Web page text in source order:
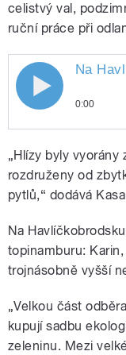
celistvý val,
ruční práce při
pause
Na
0:00
celkem
zájem o
jejich
„Hlízy byly vyorány
rozdruženy od
pytlů,“ dodává
Na
topinamburu:
trojnásobně vyšší
„Velkou část
kupují sadbu
zeleninu. Mezi